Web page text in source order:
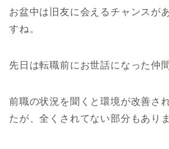
お盆中は旧友に会えるチャンスが
すね。
先日は転職前にお世話になった仲
前職の状況を聞くと環境が改善さ
たが、全くされてない部分もあり